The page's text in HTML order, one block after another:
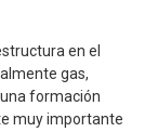
en el
gas,
formación
muy importante